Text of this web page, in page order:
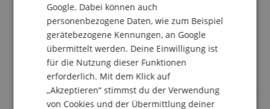
Eine Überprüfung der Bewertungen hat wie folgt
stattgefunden: Nur Kunden, die in unserem
Onlineshop angemeldet sind und das Produkt
tatsächlich bei uns erworben haben, können im
Kundenkonto eine Bewertung für den Artikel
Google. Dabei können auch
personenbezogene Daten, wie zum Beispiel
gerätebezogene Kennungen, an Google
übermittelt werden. Deine Einwilligung ist
für die Nutzung dieser Funktionen
erforderlich. Mit dem Klick auf
„Akzeptieren“ stimmst du der Verwendung
von Cookies und der Übermittlung deiner